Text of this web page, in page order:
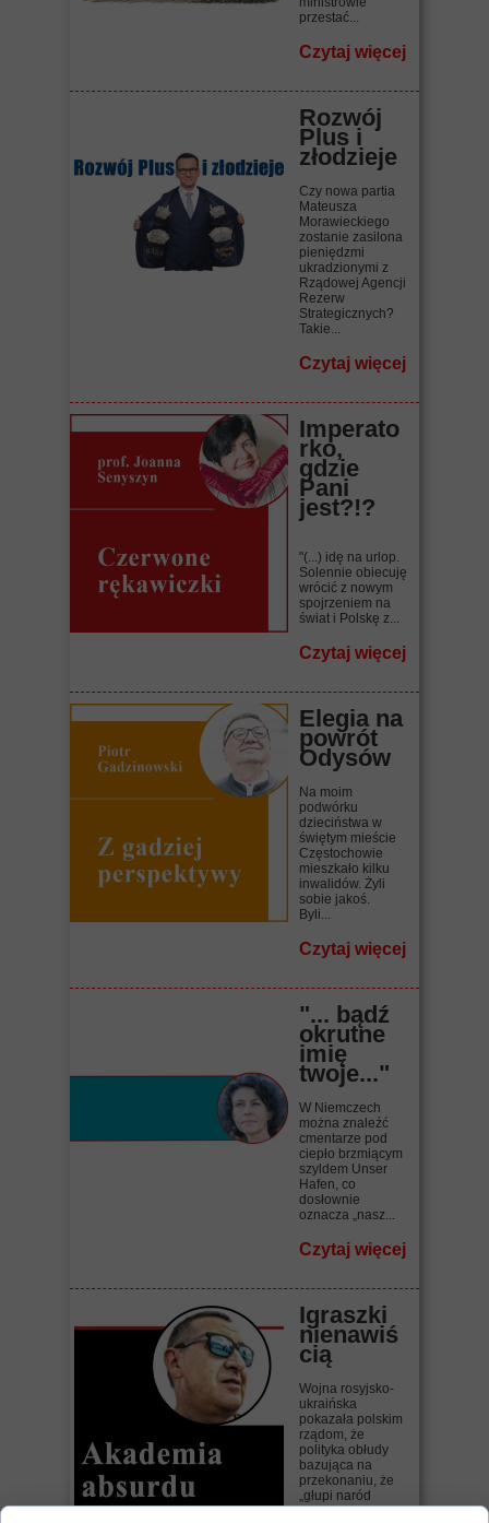
przestać...
Czytaj więcej
Rozwój
Plus i
złodzieje
Czy nowa partia
Mateusza
Morawieckiego
zostanie zasilona
pieniędzmi
ukradzionymi z
Rządowej Agencji
Rezerw
Strategicznych?
Takie...
Czytaj więcej
Imperato
rko,
gdzie
Pani
jest?!?
"(...) idę na urlop.
Solennie obiecuję
wrócić z nowym
spojrzeniem na
świat i Polskę z...
Czytaj więcej
Elegia na
powrót
Odysów
Na moim
podwórku
dzieciństwa w
świętym mieście
Częstochowie
mieszkało kilku
inwalidów. Żyli
sobie jakoś.
Byli...
Czytaj więcej
"... bądź
okrutne
imię
twoje..."
W Niemczech
można znaleźć
cmentarze pod
ciepło brzmiącym
szyldem Unser
Hafen, co
dosłownie
oznacza „nasz...
Czytaj więcej
Igraszki
nienawiś
cią
Wojna rosyjsko-
ukraińska
pokazała polskim
rządom, że
polityka obłudy
bazująca na
przekonaniu, że
„głupi naród
wszystko...